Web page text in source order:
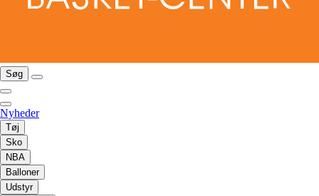
Søg
Nyheder
Tøj
Sko
NBA
Balloner
Udstyr